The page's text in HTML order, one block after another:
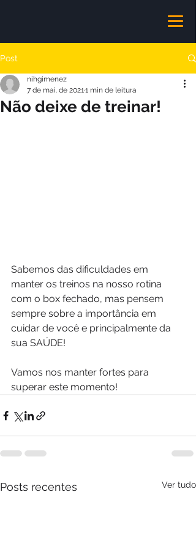
Post
Não deixe de treinar!
nihgimenez
7 de mai. de 20211 min de leitura
Sabemos das dificuldades em
manter os treinos na nosso rotina
com o box fechado, mas pensem
sempre sobre a importância em
cuidar de você e principalmente da
sua SAÚDE!
Vamos nos manter fortes para
superar este momento!
Posts recentes Ver tudo